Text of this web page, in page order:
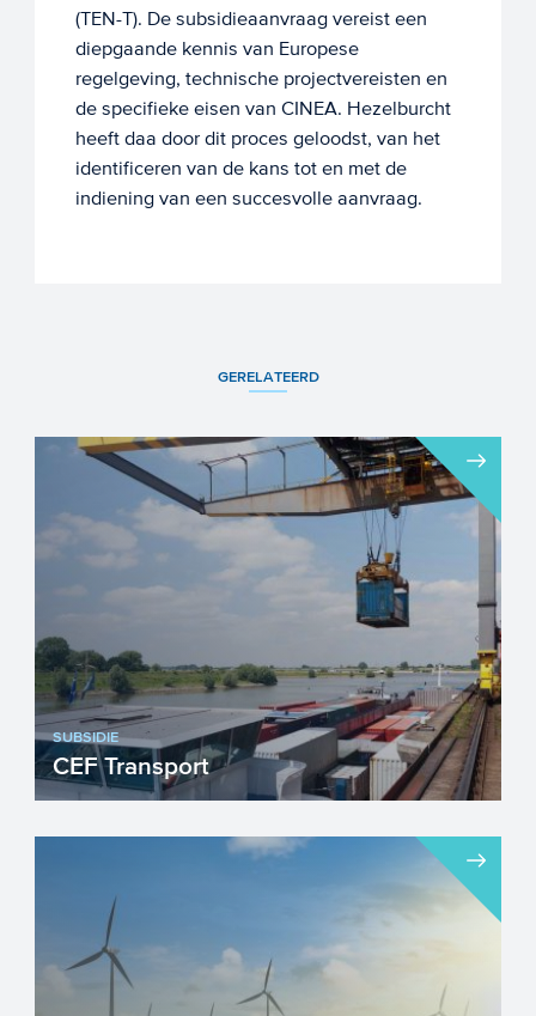
(TEN-T). De subsidieaanvraag vereist een
diepgaande kennis van Europese
regelgeving, technische projectvereisten en
de specifieke eisen van CINEA. Hezelburcht
heeft daa door dit proces geloodst, van het
identificeren van de kans tot en met de
indiening van een succesvolle aanvraag.
GERELATEERD
SUBSIDIE
CEF Transport
CEF Transport ondersteunt grootschalige
efficiënt vervoer ...